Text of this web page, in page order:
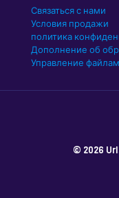
Связаться с нами
Условия продажи
политика
Дополнение об
Управление
© 2026